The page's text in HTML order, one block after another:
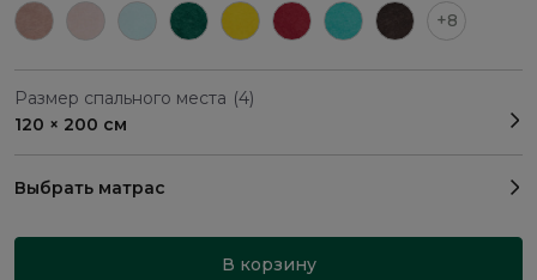
+8
Размер спального места (4)
120 × 200 см
Выбрать матрас
В корзину